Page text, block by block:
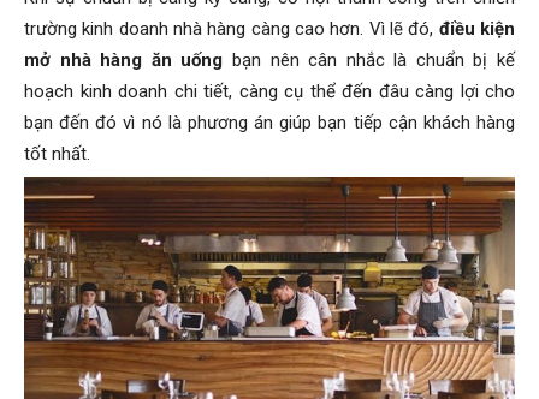
trường kinh doanh nhà hàng càng cao hơn. Vì lẽ đó, điều kiện
mở nhà hàng ăn uống bạn nên cân nhắc là chuẩn bị kế
hoạch kinh doanh chi tiết, càng cụ thể đến đâu càng lợi cho
bạn đến đó vì nó là phương án giúp bạn tiếp cận khách hàng
tốt nhất.